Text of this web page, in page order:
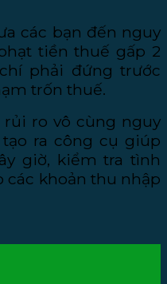
các bạn đến nguy
tiền thuế gấp 2
phải đứng trước
trốn thuế.
ro vô cùng nguy
ra công cụ giúp
giờ, kiểm tra tình
các khoản thu nhập